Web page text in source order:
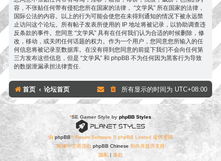
容，不张贴任何带有侵犯您所在国家的法律， “文学风” 所在国家的法律，
国际公法的内容。以上的行为可能会使您在未得到通知的情况下被永远禁
止访问这个论坛。所有帖子发表所使用的 IP 地址将被记录，以协助调查违
反条款的事件。您同意 “文学风” 具有在任何我们认为合适的时候删除，修
改，移动，或关闭任何话题的权力。作为一个用户，您同意您所输入的任
何信息将被记录至数据库。在没有得到您同意的前提下我们不会向任何第
三方发布这些信息，但是 “文学风” 和 phpBB 不为任何因为黑客行为导致
的数据泄漏承担法律责任.
首页 论坛首页 所有显示的时间为 UTC+08:00
*SE Gamer Style by phpBB Styles
由 phpBB® Forum Software © phpBB Limited 提供支持
简体中文语言由 phpBB Chinese 制作并提供支持
隐私 | 条款